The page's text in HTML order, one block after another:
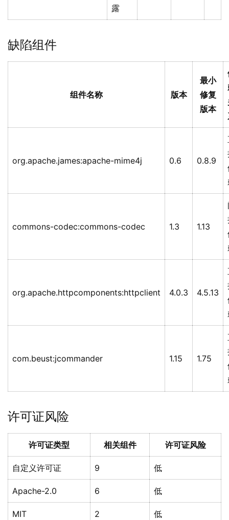
露
缺陷组件
组件名称 版本
最小
修复
版本
org.apache.james:apache-mime4j 0.6 0.8.9
commons-codec:commons-codec 1.3 1.13
org.apache.httpcomponents:httpclient 4.0.3 4.5.13
com.beust:jcommander 1.15 1.75
许可证风险
许可证类型 相关组件 许可证风险
自定义许可证 9 低
Apache-2.0 6 低
MIT 2 低